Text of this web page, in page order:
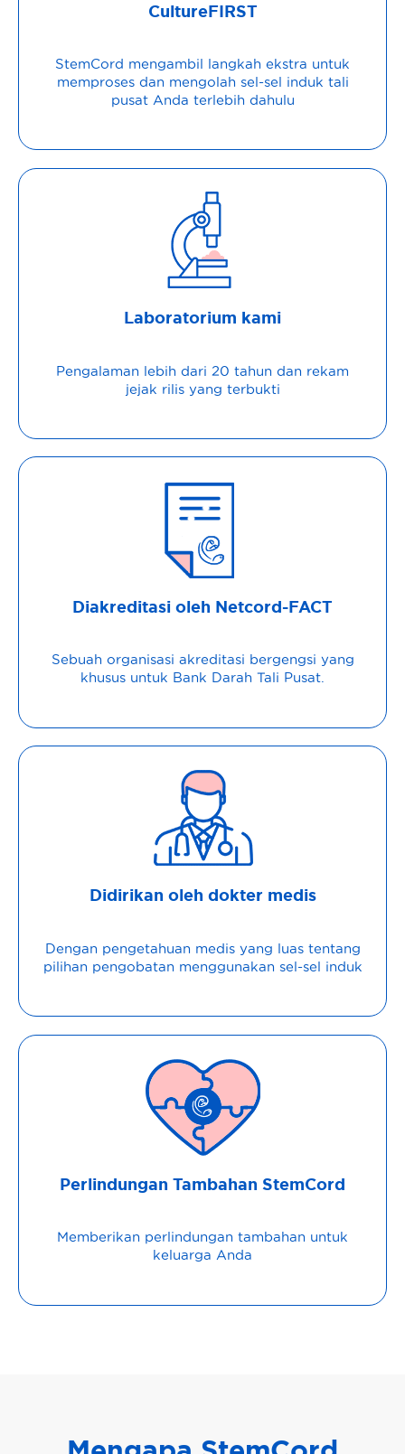
CultureFIRST
StemCord mengambil langkah ekstra untuk
memproses dan mengolah sel-sel induk tali
pusat Anda terlebih dahulu
Laboratorium kami
Pengalaman lebih dari 20 tahun dan rekam
jejak rilis yang terbukti
Diakreditasi oleh Netcord-FACT
Sebuah organisasi akreditasi bergengsi yang
khusus untuk Bank Darah Tali Pusat.
Didirikan oleh dokter medis
Dengan pengetahuan medis yang luas tentang
pilihan pengobatan menggunakan sel-sel induk
Perlindungan Tambahan StemCord
Memberikan perlindungan tambahan untuk
keluarga Anda